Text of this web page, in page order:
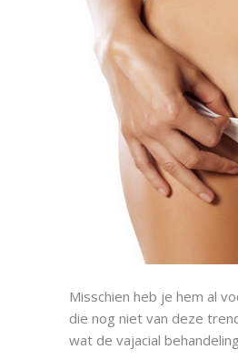
Misschien heb je hem al
die nog niet van deze
wat de vajacial